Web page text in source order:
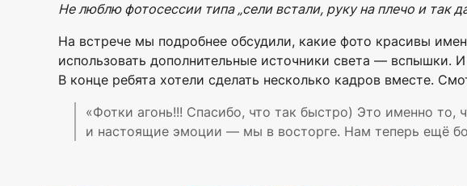
Не люблю фотосессии типа „сели встали, руку на плечо и так
На встрече мы подробнее обсудили, какие фото красивы
использовать дополнительные источники света — вспышки.
В конце ребята хотели сделать несколько кадров вместе.
«Фотки агонь!!! Спасибо, что так быстро) Это именно то,
и настоящие эмоции — мы в восторге. Нам теперь ещё